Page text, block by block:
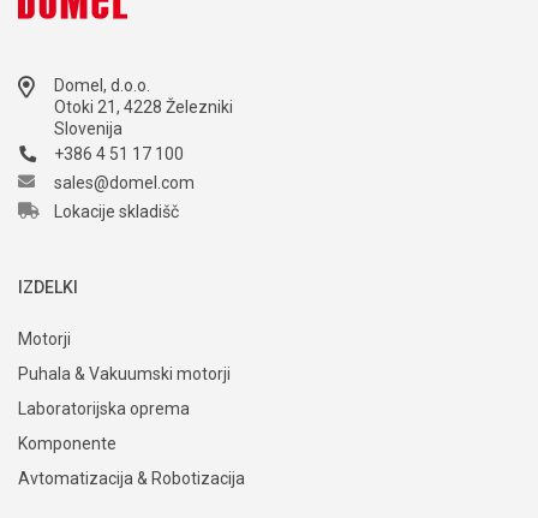
Domel, d.o.o.
Otoki 21, 4228 Železniki
Slovenija
+386 4 51 17 100
sales@domel.com
Lokacije skladišč
IZDELKI
Motorji
Puhala & Vakuumski motorji
Laboratorijska oprema
Komponente
Avtomatizacija & Robotizacija